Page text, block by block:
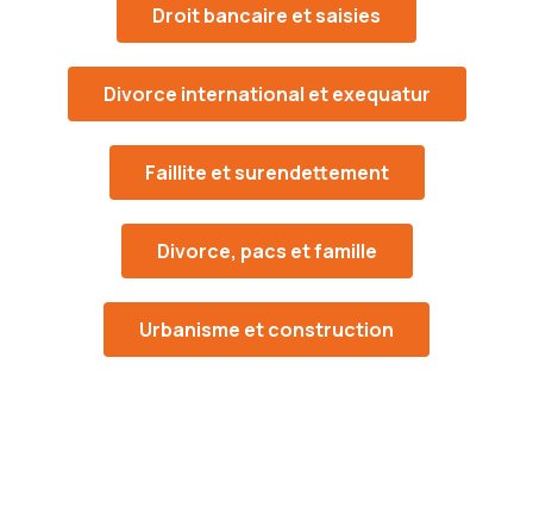
Droit bancaire et saisies
Divorce international et exequatur
Faillite et surendettement
Divorce, pacs et famille
Urbanisme et construction